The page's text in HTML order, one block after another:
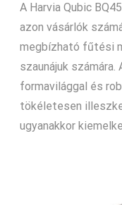
A Harvia Qubic
azon vásárlók
megbízható fűtési
szaunájuk
formavilággal és
tökéletesen
ugyanakkor